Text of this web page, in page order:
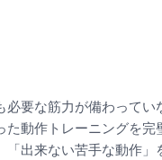
要な筋力が備わってい
動作トレーニングを完
出来ない苦手な動作」